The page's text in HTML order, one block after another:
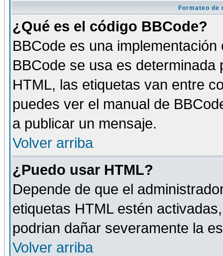
Formateo de
¿Qué es el código BBCode?
BBCode es una
BBCode se usa es
HTML, las etiquetas van entre
puedes ver el manual de
a publicar un mensaje.
Volver arriba
¿Puedo usar HTML?
Depende de que el
etiquetas HTML estén
podrian dañar severamente la
Volver arriba